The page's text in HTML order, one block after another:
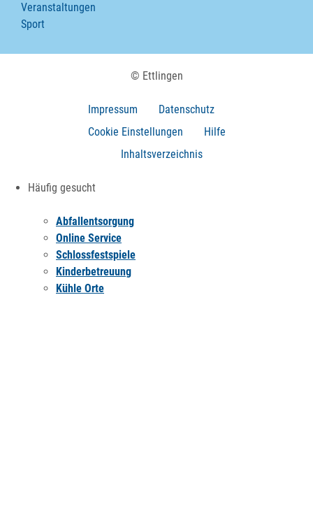
Veranstaltungen
Sport
© Ettlingen
Impressum
Datenschutz
Cookie Einstellungen
Hilfe
Inhaltsverzeichnis
Häufig gesucht
Abfallentsorgung
Online Service
Schlossfestspiele
Kinderbetreuung
Kühle Orte